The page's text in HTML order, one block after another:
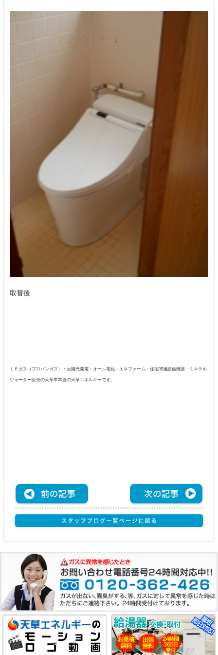
取替後
ＬＰガス（プロパンガス）・太陽光発電・オール電化・エネファーム・住宅関連設備機器・ミネラル
ウォーター販売の天草市本渡の天草エネルギーです。